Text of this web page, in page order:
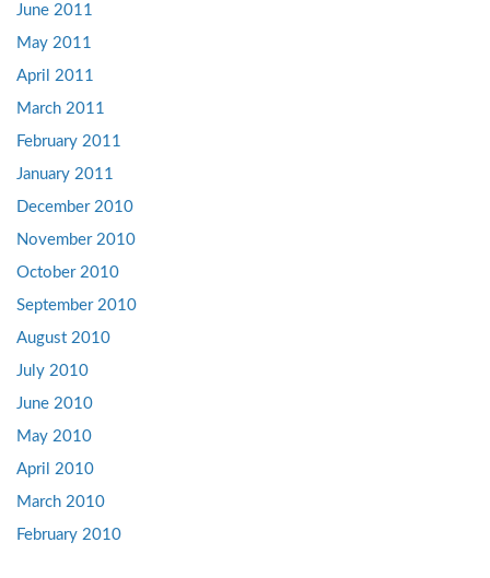
June 2011
May 2011
April 2011
March 2011
February 2011
January 2011
December 2010
November 2010
October 2010
September 2010
August 2010
July 2010
June 2010
May 2010
April 2010
March 2010
February 2010